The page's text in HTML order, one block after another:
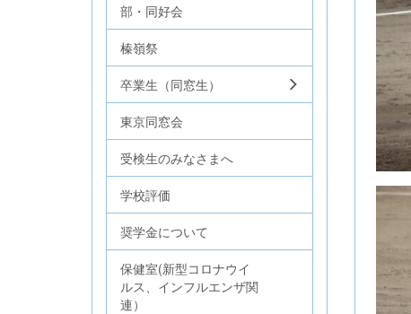
部・同好会
榛嶺祭
卒業生（同窓生）
東京同窓会
受検生のみなさまへ
学校評価
奨学金について
保健室(新型コロナウイ
ルス、インフルエンザ関
連）